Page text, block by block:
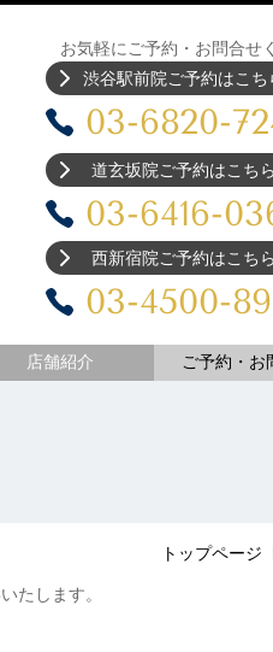
お気軽にご予約・お問合せ
渋谷駅前院ご予約はこち
03-6820-
道玄坂院ご予約はこち
03-6416-
西新宿院ご予約はこち
03-4500-
店舗紹介 ご予約・お
トップページ
たします。